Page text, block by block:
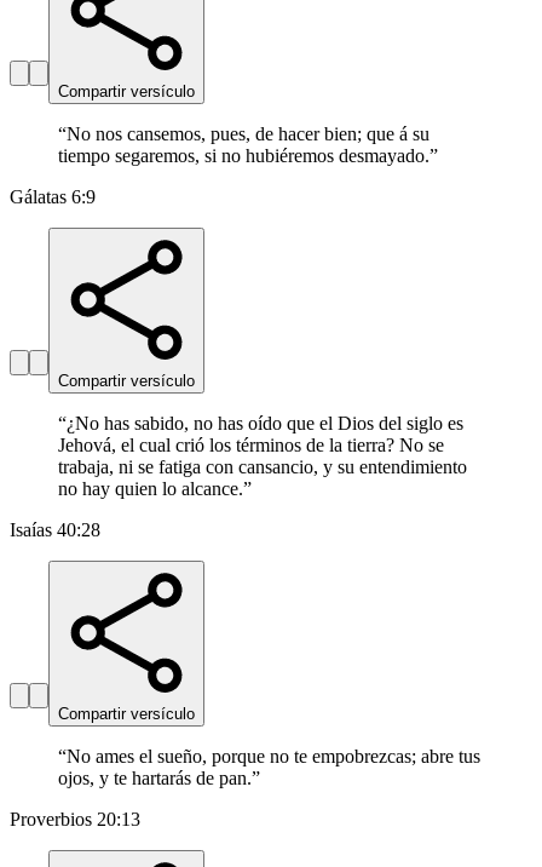
Compartir versículo
“No nos cansemos, pues, de hacer bien; que á su
tiempo segaremos, si no hubiéremos desmayado.”
Gálatas 6:9
Compartir versículo
“¿No has sabido, no has oído que el Dios del siglo es
Jehová, el cual crió los términos de la tierra? No se
trabaja, ni se fatiga con cansancio, y su entendimiento
no hay quien lo alcance.”
Isaías 40:28
Compartir versículo
“No ames el sueño, porque no te empobrezcas; abre tus
ojos, y te hartarás de pan.”
Proverbios 20:13